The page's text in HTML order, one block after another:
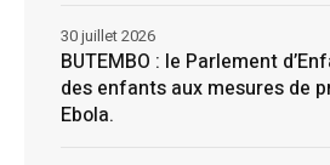
BUTEMBO : le Parlement
des enfants aux mesures de
Ebola.
30 juillet 2026